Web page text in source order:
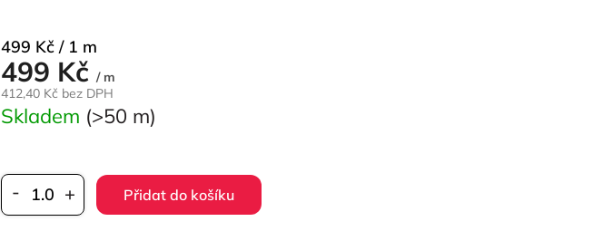
499 Kč / m
412,40 Kč bez DPH
Měrná
cena:
499 Kč / 1 m
Skladem (>50 m)
Přidat do košíku